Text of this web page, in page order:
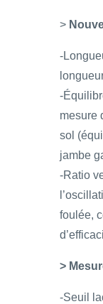
>
-
-
mesure
sol
jambe
-Ratio
foulée,
>
-Seuil